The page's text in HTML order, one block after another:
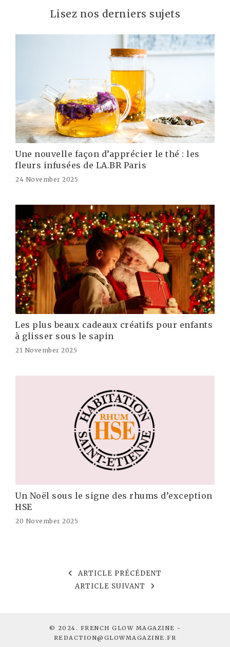
Lisez nos derniers sujets
Une nouvelle façon d’apprécier le thé : les
fleurs infusées de LA.BR Paris
24 November 2025
Les plus beaux cadeaux créatifs pour enfants
à glisser sous le sapin
21 November 2025
Un Noël sous le signe des rhums d’exception
HSE
20 November 2025
ARTICLE PRÉCÉDENT
ARTICLE SUIVANT
© 2024. FRENCH GLOW MAGAZINE -
REDACTION@GLOWMAGAZINE.FR